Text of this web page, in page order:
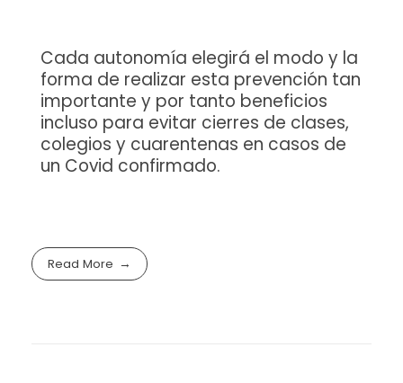
Cada autonomía elegirá el modo y la
forma de realizar esta prevención tan
importante y por tanto beneficios
incluso para evitar cierres de clases,
colegios y cuarentenas en casos de
un Covid confirmado.
Read More